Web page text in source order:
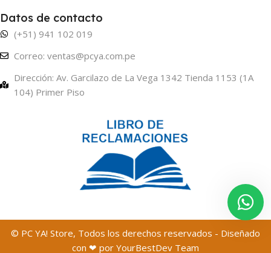
Datos de contacto
(+51) 941 102 019
Correo: ventas@pcya.com.pe
Dirección: Av. Garcilazo de La Vega 1342 Tienda 1153 (1A
104) Primer Piso
© PC YA! Store, Todos los derechos reservados - Diseñado
con ❤ por YourBestDev Team